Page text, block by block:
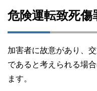
危険運転致死傷
加害者に故意があり、
であると考えられる場
ます。